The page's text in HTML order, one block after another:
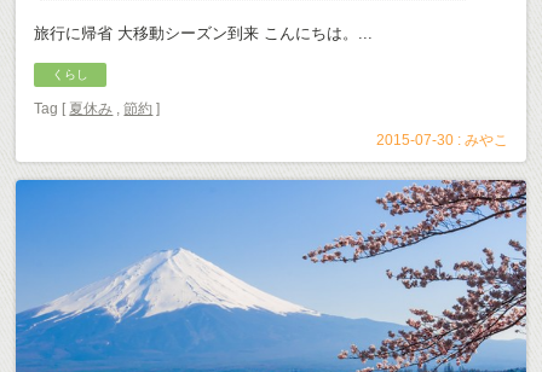
旅行に帰省 大移動シーズン到来 こんにちは。...
くらし
Tag [ 夏休み ,節約 ]
2015-07-30 : みやこ